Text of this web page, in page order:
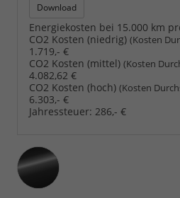
Download
Energiekosten bei 15.000 km
CO2 Kosten (niedrig) (Kosten
1.719,- €
CO2 Kosten (mittel) (Kosten
4.082,62 €
CO2 Kosten (hoch) (Kosten
6.303,- €
Jahressteuer: 286,- €